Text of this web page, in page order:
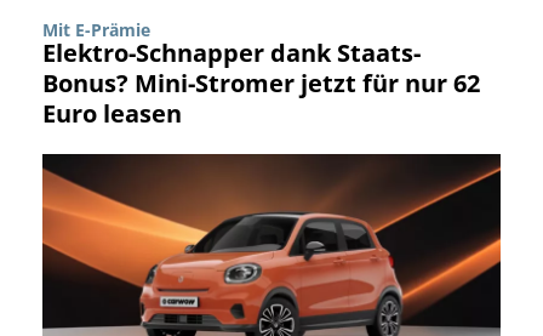
Mit E-Prämie
Elektro-Schnapper dank Staats-
Bonus? Mini-Stromer jetzt für nur 62
Euro leasen